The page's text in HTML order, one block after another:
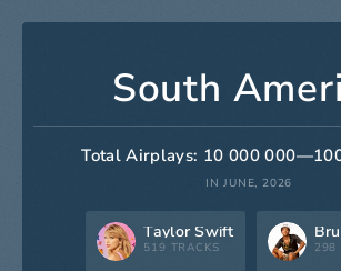
South
Total Airplays: 10 000
IN JUNE, 2026
Taylor Swift
519 TRACKS 298